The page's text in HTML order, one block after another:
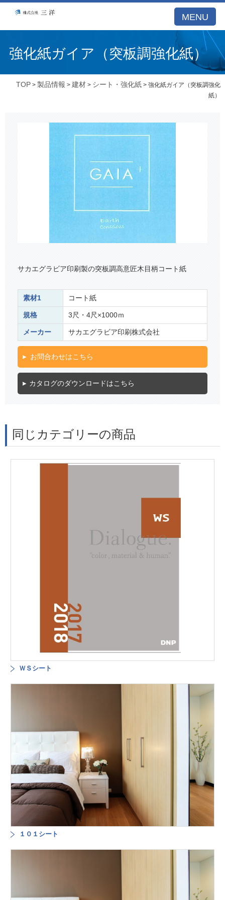
MENU
強化紙ガイア（突板調強化紙）
TOP >製品情報 > 建材 > シート・強化紙 > 強化紙ガイア（突板調強化
紙）
サカエグラビア印刷製の突板調高意匠木目柄コート紙
素材1 コート紙
規格 3尺・4尺×1000ｍ
メーカー サカエグラビア印刷株式会社
お問合わせはこちら
カタログのダウンロードはこちら
同じカテゴリーの商品
ＷＳシート
１０１シート